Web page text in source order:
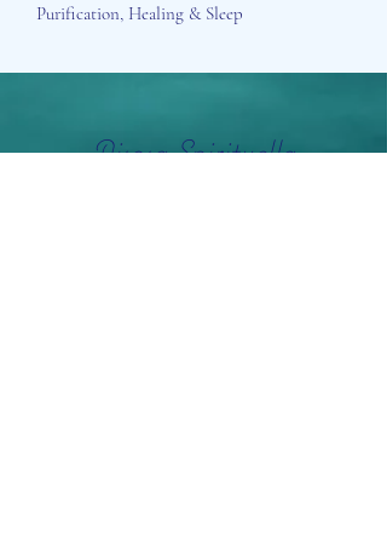
Purification, Healing & Sleep
Aisosa Spirituella